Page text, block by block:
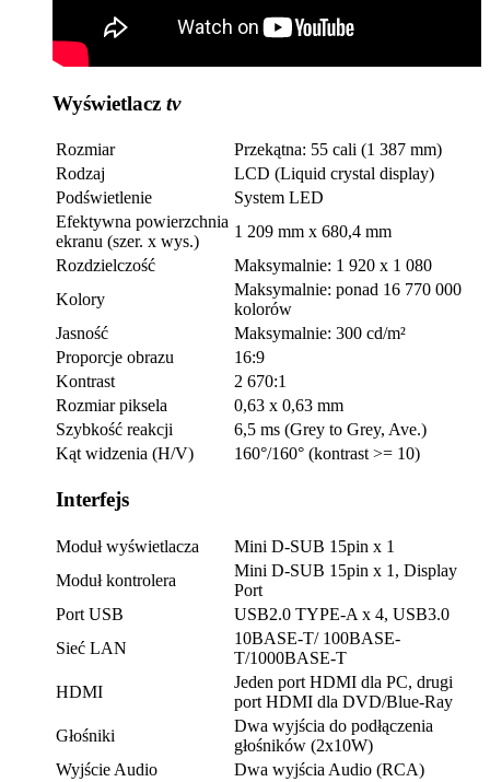
Wyświetlacz tv
Rozmiar
Przekątna: 55 cali (1 387 mm)
Rodzaj
LCD (Liquid crystal display)
Podświetlenie
System LED
Efektywna powierzchnia
ekranu (szer. x wys.)
1 209 mm x 680,4 mm
Rozdzielczość
Maksymalnie: 1 920 x 1 080
Kolory
Maksymalnie: ponad 16 770 000
kolorów
Jasność
Maksymalnie: 300 cd/m²
Proporcje obrazu
16:9
Kontrast
2 670:1
Rozmiar piksela
0,63 x 0,63 mm
Szybkość reakcji
6,5 ms (Grey to Grey, Ave.)
Kąt widzenia (H/V)
160°/160° (kontrast >= 10)
Interfejs
Moduł wyświetlacza
Mini D-SUB 15pin x 1
Moduł kontrolera
Mini D-SUB 15pin x 1, Display
Port
Port USB
USB2.0 TYPE-A x 4, USB3.0
Sieć LAN
10BASE-T/ 100BASE-
T/1000BASE-T
HDMI
Jeden port HDMI dla PC, drugi
port HDMI dla DVD/Blue-Ray
Głośniki
Dwa wyjścia do podłączenia
głośników (2x10W)
Wyjście Audio
Dwa wyjścia Audio (RCA)